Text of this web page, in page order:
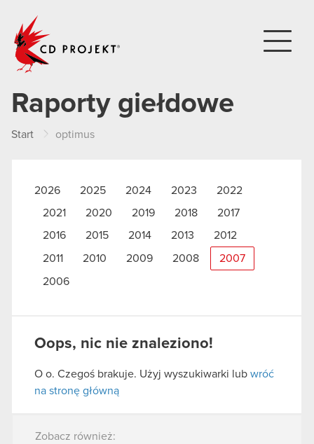
Raporty giełdowe
Start optimus
2026 2025 2024 2023
2022
2021
2020 2019 2018
2017
2016
2015 2014 2013 2012
2011 2010 2009 2008 2007
2006
Oops, nic nie znaleziono!
O o. Czegoś brakuje. Użyj wyszukiwarki lub wróć
na stronę główną
Zobacz również: